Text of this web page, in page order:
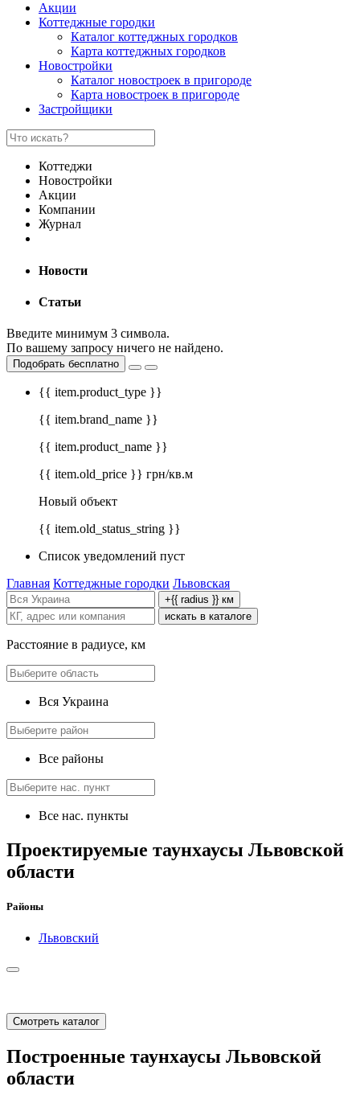
Акции
Коттеджные городки
Каталог коттеджных городков
Карта коттеджных городков
Новостройки
Каталог новостроек в пригороде
Карта новостроек в пригороде
Застройщики
Коттеджи
Новостройки
Акции
Компании
Журнал
Новости
Статьи
Введите минимум 3 символа.
По вашему запросу ничего не найдено.
Подобрать бесплатно
{{ item.product_type }}
{{ item.brand_name }}
{{ item.product_name }}
{{ item.old_price }} грн/кв.м
Новый объект
{{ item.old_status_string }}
Список уведомлений пуст
Главная Коттеджные городки Львовская
+{{ radius }} км
искать в каталоге
Расстояние в радиусе, км
Вся Украина
Все районы
Все нас. пункты
Проектируемые таунхаусы Львовской
области
Районы
Львовский
Смотреть каталог
Построенные таунхаусы Львовской
области